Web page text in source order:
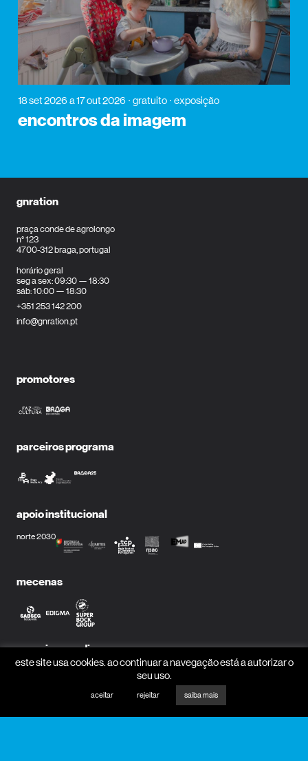
18 set 2026 a 17 out 2026 gratuito exposição
encontros da imagem
gnration
praça conde de agrolongo
n° 123
4700-312 braga, portugal
horário geral
seg a sex: 09:30 — 18:30
sáb: 10:00 — 18:30
+351 253 142 200
info@gnration.pt
promotores
parceiros programa
apoio institucional
norte 2030
mecenas
parceiros media
este site usa cookies. ao continuar a navegação está a autorizar o
seu uso.
aceitar rejeitar saiba mais